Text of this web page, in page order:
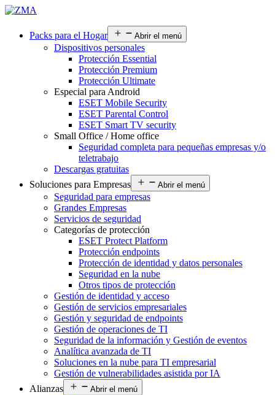
Packs para el Hogar Abrir el menú
Dispositivos personales
Protección Essential
Protección Premium
Protección Ultimate
Especial para Android
ESET Mobile Security
ESET Parental Control
ESET Smart TV security
Small Office / Home office
Seguridad completa para pequeñas empresas y/o
teletrabajo
Descargas gratuitas
Soluciones para Empresas
Abrir el menú
Seguridad para empresas
Grandes Empresas
Servicios de seguridad
Categorías de protección
ESET Protect Platform
Protección endpoints
Protección de identidad y datos personales
Seguridad en la nube
Otros tipos de protección
Gestión de identidad y acceso
Gestión de servicios empresariales
Gestión y seguridad de endpoints
Gestión de operaciones de TI
Seguridad de la información y Gestión de eventos
Analítica avanzada de TI
Soluciones en la nube para TI empresarial
Gestión de vulnerabilidades asistida por IA
Alianzas
Abrir el menú